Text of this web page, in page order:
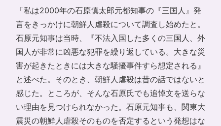
「私は2000年の石原慎太郎元都知事の『三国人』発
言をきっかけに朝鮮人虐殺について調査し始めたと。
石原元知事は当時、『不法入国した多くの三国人、外
国人が非常に凶悪な犯罪を繰り返している。大きな災
害が起きたときには大きな騒擾事件すら想定される』
と述べた。そのとき、朝鮮人虐殺は昔の話ではないと
感じた。ところが、そんな石原氏でも追悼文を送らな
い理由を見つけられなかった。石原元知事も、関東大
震災の朝鮮人虐殺そのものを否定するという発想はな